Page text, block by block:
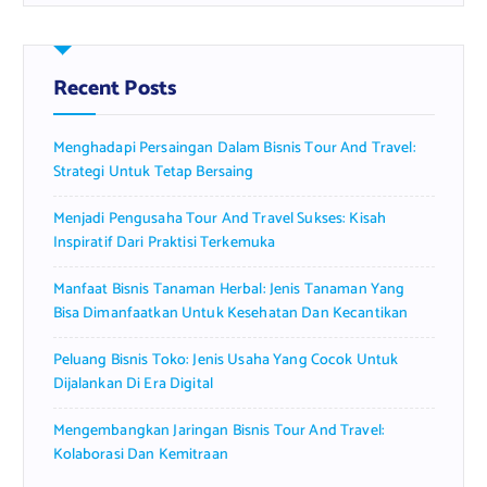
r
h
f
o
:
Recent Posts
Menghadapi Persaingan Dalam Bisnis Tour And Travel:
Strategi Untuk Tetap Bersaing
Menjadi Pengusaha Tour And Travel Sukses: Kisah
Inspiratif Dari Praktisi Terkemuka
Manfaat Bisnis Tanaman Herbal: Jenis Tanaman Yang
Bisa Dimanfaatkan Untuk Kesehatan Dan Kecantikan
Peluang Bisnis Toko: Jenis Usaha Yang Cocok Untuk
Dijalankan Di Era Digital
Mengembangkan Jaringan Bisnis Tour And Travel:
Kolaborasi Dan Kemitraan